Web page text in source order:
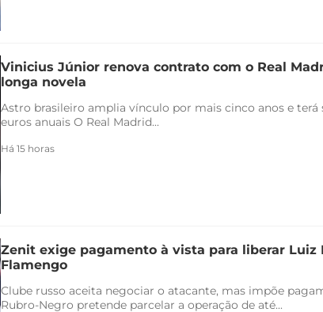
Vinicius Júnior renova contrato com o Real
longa novela
Astro brasileiro amplia vínculo por mais cinco anos e terá
euros anuais O Real Madrid...
Há 15 horas
Zenit exige pagamento à vista para liberar Luiz
Flamengo
Clube russo aceita negociar o atacante, mas impõe
Rubro-Negro pretende parcelar a operação de até...